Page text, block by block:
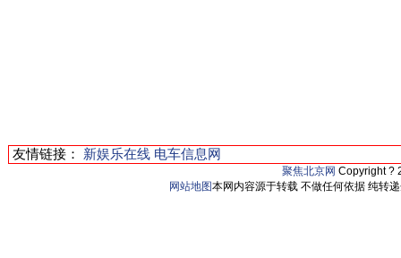
友情链接： 新娱乐在线 电车信息网
聚焦北京网 Copyright ?
网站地图本网内容源于转载 不做任何依据 纯转